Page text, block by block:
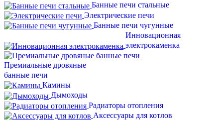
Банные печи стальные
Электрические печи
Банные печи чугунные
Инновационная
электрокаменка
Премиальные дровяные
банные печи
Камины
Дымоходы
Радиаторы отопления
Аксессуары для котлов